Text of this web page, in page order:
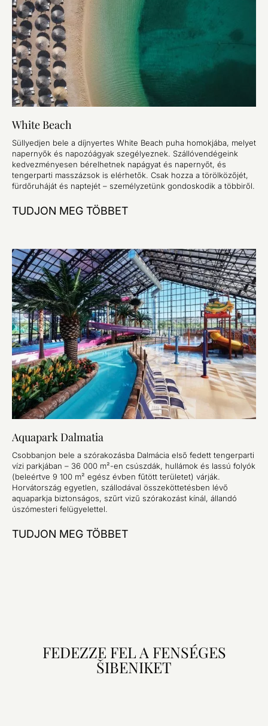
White Beach
Süllyedjen bele a díjnyertes White Beach puha homokjába, melyet
napernyők és napozóágyak szegélyeznek. Szállóvendégeink
kedvezményesen bérelhetnek napágyat és napernyőt, és
tengerparti masszázsok is elérhetők. Csak hozza a törölközőjét,
fürdőruháját és naptejét – személyzetünk gondoskodik a többiről.
TUDJON MEG TÖBBET
Aquapark Dalmatia
Csobbanjon bele a szórakozásba Dalmácia első fedett tengerparti
vízi parkjában – 36 000 m²-en csúszdák, hullámok és lassú folyók
(beleértve 9 100 m² egész évben fűtött területet) várják.
Horvátország egyetlen, szállodával összeköttetésben lévő
aquaparkja biztonságos, szűrt vizű szórakozást kínál, állandó
úszómesteri felügyelettel.
TUDJON MEG TÖBBET
FEDEZZE FEL A FENSÉGES
ŠIBENIKET